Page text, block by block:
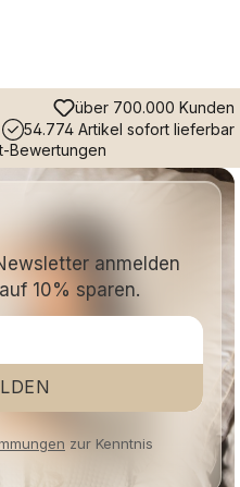
über 700.000 Kunden
54.774 Artikel sofort lieferbar
Bewertungen
anmelden
10% sparen.
zur Kenntnis